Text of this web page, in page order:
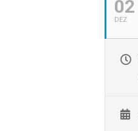
02
DEZ